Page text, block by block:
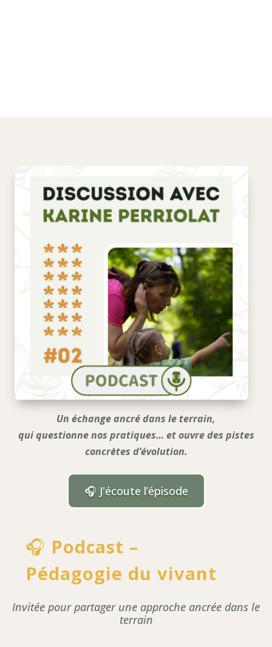
Un échange ancré dans le terrain,
qui questionne nos pratiques… et ouvre des pistes
concrètes d’évolution.
🎧 J'écoute l’épisode
🎧 Podcast –
Pédagogie du vivant
Invitée pour partager une approche ancrée dans le
terrain